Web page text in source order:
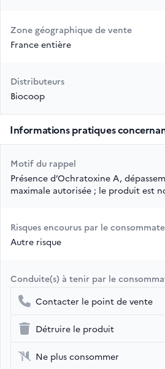
Zone géographique de vente
France entière
Distributeurs
Biocoop
Informations pratiques
Motif du rappel
Présence d’Ochratoxine A,
maximale autorisée ; le produit est
Risques encourus par le
Autre risque
Conduite(s) à tenir par le
Contacter le point de vente
Détruire le produit
Ne plus consommer